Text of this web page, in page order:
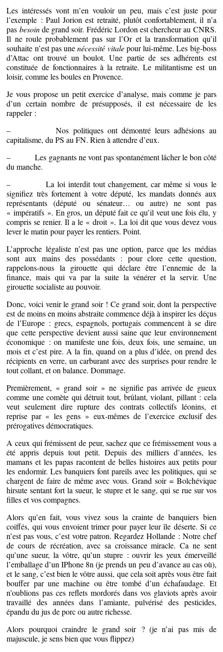
Les intéressés vont m’en vouloir un peu, mais c’est juste pour
l’exemple : Paul Jorion est retraité, plutôt confortablement, il n’a
pas besoinde grand soir. Frédéric Lordon est chercheur au CNRS.
Il ne roule probablement pas sur l’Or et la transformation qu’il
souhaite n’est pas unenécessité vitalepour lui-même. Les big-boss
d’Attac ont trouvé un boulot. Une partie de ses adhérents est
constituée de fonctionnaires à la retraite. Le militantisme est un
loisir, comme les boules en Provence.
Je vous propose un petit exercice d’analyse, mais comme je pars
d’un certain nombre de présupposés, il est nécessaire de les
rappeler :
– Nos politiques ont démontré leurs adhésions au
capitalisme, du PS au FN. Rien à attendre d’eux.
– Les gagnants ne vont pas spontanément lâcher le bon côté
du manche.
– La loi interdit tout changement, car même si vous le
signifiez très fortement à votre député, les mandats donnés aux
représentants (député ou sénateur… ou autre) ne sont pas
« impératifs ». En gros, un député fait ce qu’il veut une fois élu, y
compris se renier. Il a le « droit ». La loi dit que vous devez vous
lever le matin pour payer les rentiers. Point.
L’approche légaliste n’est pas une option, parce que les médias
sont aux mains des possédants : pour clore cette question,
rappelons-nous la girouette qui déclare être l’ennemie de la
finance, mais qui va par la suite la vénérer et la servir. Une
girouette socialiste au pouvoir.
Donc, voici venir le grand soir ! Ce grand soir, dont la perspective
est de moins en moins abstraite commence déjà à inspirer les déçus
de l’Europe : grecs, espagnols, portugais commencent à se dire
que cette perspective devient aussi saine que leur environnement
économique : on manifeste une fois, deux fois, une semaine, un
mois et c’est pire. A la fin, quand on a plus d’idée, on prend des
récipients en verre, un carburant avec des surprises pour rendre le
tout collant, et on balance. Dommage.
Premièrement, « grand soir » ne signifie pas arrivée de gueux
comme une comète qui détruit tout, brûlant, violant, pillant : cela
veut seulement dire rupture des contrats collectifs léonins, et
reprise par « les gens » eux-mêmes de l’exercice exclusif des
prérogatives démocratiques.
A ceux qui frémissent de peur, sachez que ce frémissement vous a
été appris depuis tout petit. Depuis des milliers d’années, les
mamans et les papas racontent de belles histoires aux petits pour
les endormir. Les banquiers font pareils avec les politiques, qui se
chargent de faire de même avec vous. Grand soir = Bolchévique
hirsute sentant fort la sueur, le stupre et le sang, qui se rue sur vos
filles et vos compagnes.
Alors qu’en fait, vous vivez sous la crainte de banquiers bien
coiffés, qui vous envoient trimer pour payer leur île déserte. Si ce
n’est pas vous, c’est votre patron. Regardez Hollande : Notre chef
de cours de récréation, avec sa croissance miracle. Ca ne sent
qu’une sueur, la vôtre, qu’un stupre : ouvrir les yeux émerveillé
l’emballage d’un IPhone 8n (je prends un peu d’avance au cas où),
et le sang, c’est bien le vôtre aussi, que cela soit après vous être fait
bouffer par une machine ou être tombé d’un échafaudage. Et
n’oublions pas ces reflets mordorés dans vos glaviots après avoir
travaillé des années dans l’amiante, pulvérisé des pesticides,
épandu du jus de porc ou autre richesse.
Alors pourquoi craindre le grand soir ? (je n’ai pas mis de
majuscule, je sens bien que vous flippez)